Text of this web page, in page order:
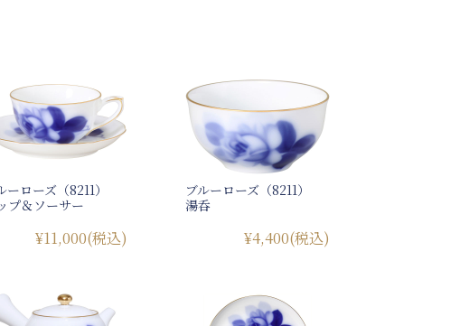
ーローズ（8211）
プ＆ソーサー
¥11,000(税込)
ブルーローズ（8211）
湯呑
¥4,400(税込)